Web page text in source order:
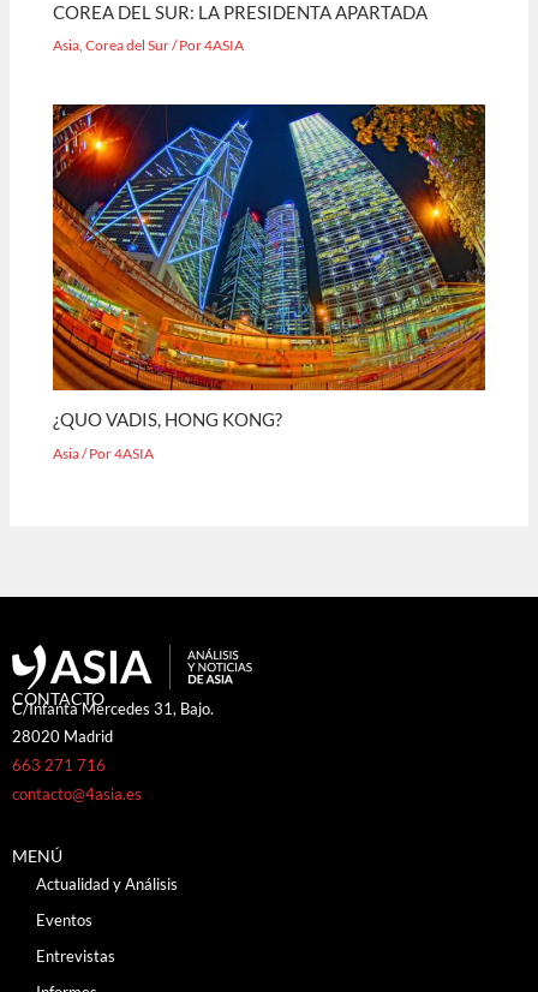
COREA DEL SUR: LA PRESIDENTA APARTADA
Asia,Corea del Sur/ Por4ASIA
¿QUO VADIS, HONG KONG?
Asia/ Por4ASIA
CONTACTO
C/Infanta Mercedes 31, Bajo.
28020 Madrid
663 271 716
contacto@4asia.es
MENÚ
Actualidad y Análisis
Eventos
Entrevistas